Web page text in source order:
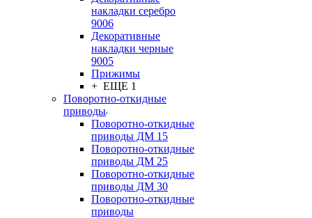
накладки серебро
9006
Декоративные
накладки черные
9005
Прижимы
+ ЕЩЕ 1
Поворотно-откидные
приводы
Поворотно-откидные
приводы ДМ 15
Поворотно-откидные
приводы ДМ 25
Поворотно-откидные
приводы ДМ 30
Поворотно-откидные
приводы